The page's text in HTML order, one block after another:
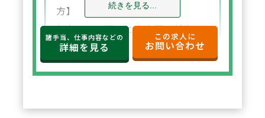
方】
年収650万円～と高水準の給与設
定。年俸制で収入の見通しも立て
やすく、選択した都道府県内で安
続きを見る...
諸手当、仕事内容などの
詳細を見る
この求人に
お問い合わせ